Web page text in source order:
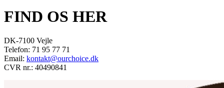
FIND OS HER
DK-7100 Vejle
Telefon: 71 95 77 71
Email: kontakt@ourchoice.dk
CVR nr.: 40490841